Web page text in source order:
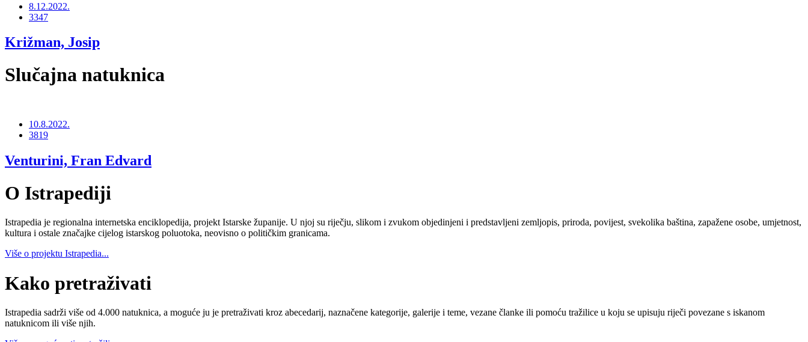
8.12.2022.
3347
Križman, Josip
Slučajna natuknica
10.8.2022.
3819
Venturini, Fran Edvard
O Istrapediji
Istrapedia je regionalna internetska enciklopedija, projekt Istarske županije. U njoj su riječju, slikom i zvukom objedinjeni i predstavljeni zemljopis, priroda, povijest, svekolika baština, zapažene osobe, umjetnost,
kultura i ostale značajke cijelog istarskog poluotoka, neovisno o političkim granicama.
Više o projektu Istrapedia...
Kako pretraživati
Istrapedia sadrži više od 4.000 natuknica, a moguće ju je pretraživati kroz abecedarij, naznačene kategorije, galerije i teme, vezane članke ili pomoću tražilice u koju se upisuju riječi povezane s iskanom
natuknicom ili više njih.